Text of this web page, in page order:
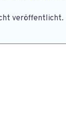
veröffentlicht.